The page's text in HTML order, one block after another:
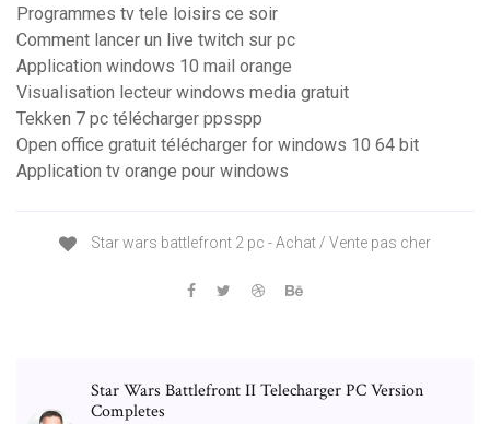
Programmes tv tele loisirs ce soir
Comment lancer un live twitch sur pc
Application windows 10 mail orange
Visualisation lecteur windows media gratuit
Tekken 7 pc télécharger ppsspp
Open office gratuit télécharger for windows 10 64 bit
Application tv orange pour windows
Star wars battlefront 2 pc - Achat / Vente pas cher
Star Wars Battlefront II Telecharger PC Version
Completes